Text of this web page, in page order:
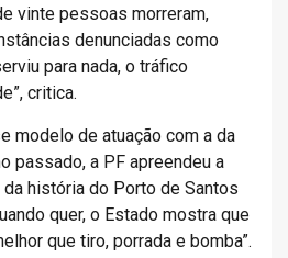
vinte pessoas morreram,
denunciadas como
para nada, o tráfico
critica.
modelo de atuação com a da
passado, a PF apreendeu a
história do Porto de Santos
quer, o Estado mostra que
que tiro, porrada e bomba”.